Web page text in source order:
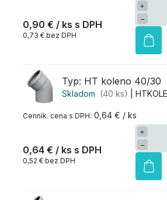
0,90 € / ks
0,73 € bez DPH
+
−
Typ: HT koleno 40/30
Skladom (40 ks) |
0,64 € / ks
0,64 € / ks
0,52 € bez DPH
+
−